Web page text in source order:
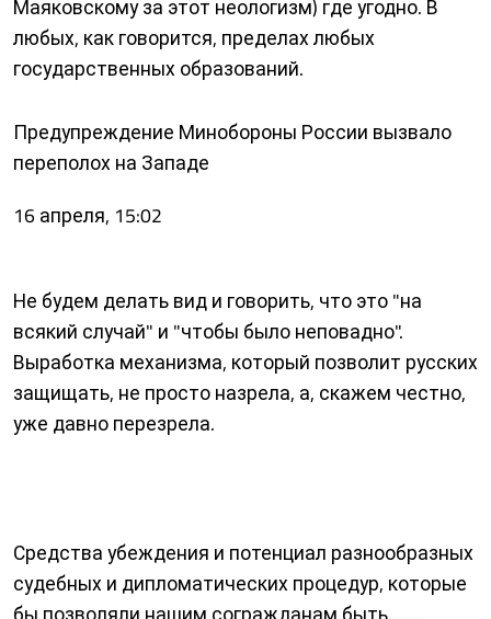
любых, как говорится, пределах любых
государственных образований.
Предупреждение Минобороны России вызвало
переполох на Западе
16 апреля, 15:02
Не будем делать вид и говорить, что это "на
всякий случай" и "чтобы было неповадно".
Выработка механизма, который позволит русских
защищать, не просто назрела, а, скажем честно,
уже давно перезрела.
Средства убеждения и потенциал разнообразных
судебных и дипломатических процедур, которые